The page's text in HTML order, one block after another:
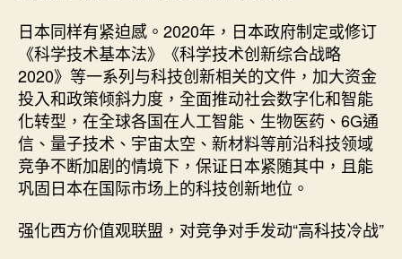
日本同样有紧迫感。2020年，日本政府制定或修订
《科学技术基本法》《科学技术创新综合战略
2020》等一系列与科技创新相关的文件，加大资金
投入和政策倾斜力度，全面推动社会数字化和智能
化转型，在全球各国在人工智能、生物医药、6G通
信、量子技术、宇宙太空、新材料等前沿科技领域
竞争不断加剧的情境下，保证日本紧随其中，且能
巩固日本在国际市场上的科技创新地位。
强化西方价值观联盟，对竞争对手发动“高科技冷战”